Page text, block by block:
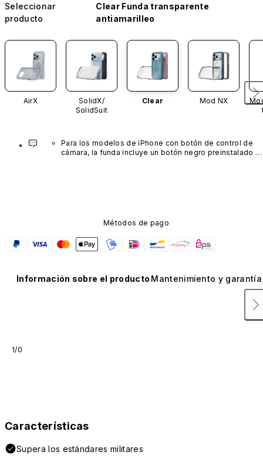
Seleccionar
producto
Clear Funda transparente
antiamarilleo
AirX
SolidX/
SolidSuit
Clear Mod NX
Para los modelos de iPhone con botón de control de
cámara, la funda incluye un botón negro preinstalado
Métodos de pago
Información sobre el producto Mantenimiento y garantía
1/0
Características
Supera los estándares militares